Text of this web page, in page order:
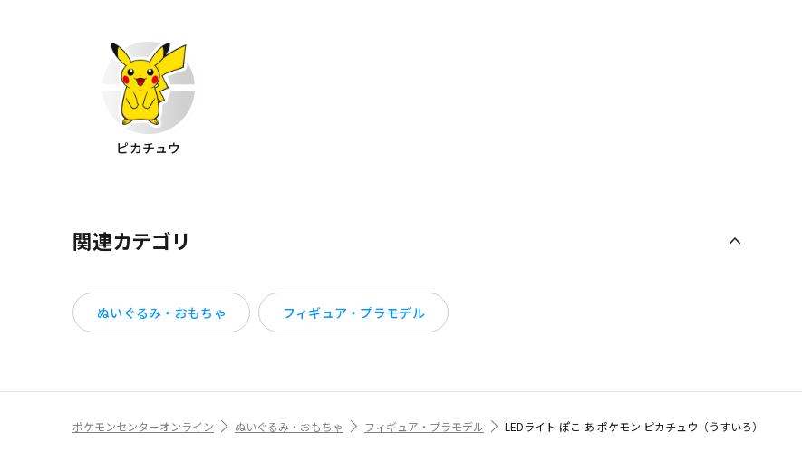
ピカチュウ
関連カテゴリ
ぬいぐるみ・おもちゃ フィギュア・プラモデル
ポケモンセンターオンライン ぬいぐるみ・おもちゃ フィギュア・プラモデル LEDライト ぽこ あ ポケモン ピカチュウ（うすいろ）